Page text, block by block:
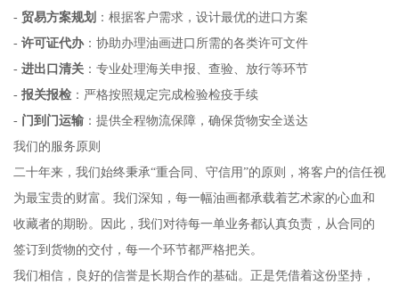
- 贸易方案规划 ：根据客户需求，设计最优的进口方案
- 许可证代办：协助办理油画进口所需的各类许可文件
- 进出口清关：专业处理海关申报、查验、放行等环节
- 报关报检：严格按照规定完成检验检疫手续
- 门到门运输：提供全程物流保障，确保货物安全送达
我们的服务原则
二十年来，我们始终秉承“重合同、守信用”的原则，将客户的信任视
为最宝贵的财富。我们深知，每一幅油画都承载着艺术家的心血和
收藏者的期盼。因此，我们对待每一单业务都认真负责，从合同的
签订到货物的交付，每一个环节都严格把关。
我们相信，良好的信誉是长期合作的基础。正是凭借着这份坚持，